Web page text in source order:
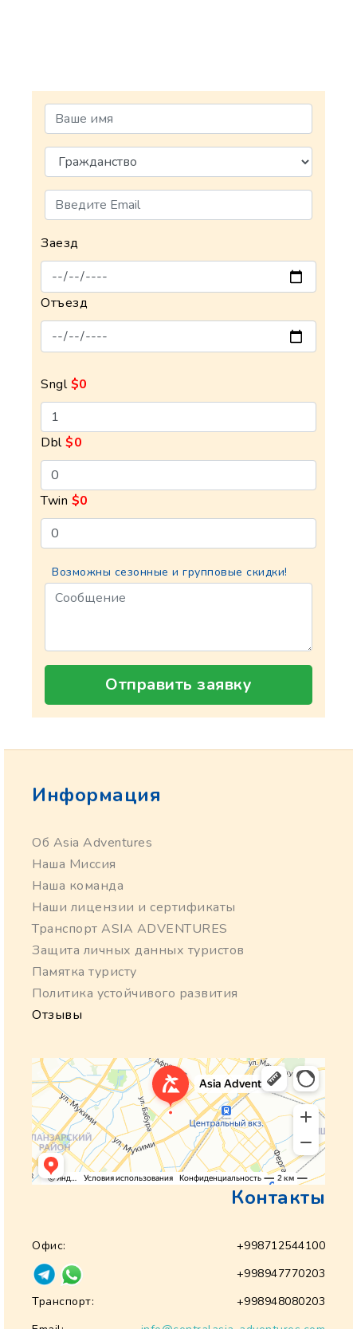
Заезд
Отъезд
Sngl$0
Dbl$0
Twin $0
Возможны сезонные и групповые скидки!
Отправить заявку
Информация
Об Asia Adventures
Наша Миссия
Наша команда
Наши лицензии и сертификаты
Транспорт ASIA ADVENTURES
Защита личных данных туристов
Памятка туристу
Политика устойчивого развития
Отзывы
Контакты
Офис:
+998712544100
+998947770203
Транспорт:
+998948080203